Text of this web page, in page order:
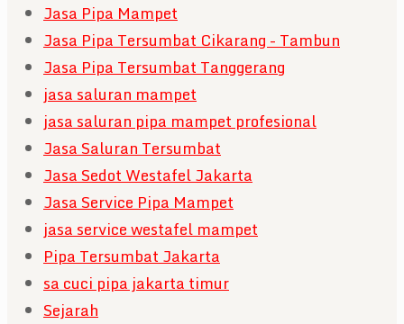
Jasa Pipa Mampet
Jasa Pipa Tersumbat Cikarang - Tambun
Jasa Pipa Tersumbat Tanggerang
jasa saluran mampet
jasa saluran pipa mampet profesional
Jasa Saluran Tersumbat
Jasa Sedot Westafel Jakarta
Jasa Service Pipa Mampet
jasa service westafel mampet
Pipa Tersumbat Jakarta
sa cuci pipa jakarta timur
Sejarah